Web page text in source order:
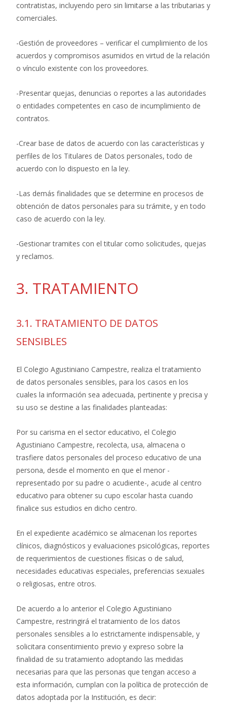
contratistas, incluyendo pero sin limitarse a las tributarias y
comerciales.
-Gestión de proveedores – verificar el cumplimiento de los
acuerdos y compromisos asumidos en virtud de la relación
o vínculo existente con los proveedores.
-Presentar quejas, denuncias o reportes a las autoridades
o entidades competentes en caso de incumplimiento de
contratos.
-Crear base de datos de acuerdo con las características y
perfiles de los Titulares de Datos personales, todo de
acuerdo con lo dispuesto en la ley.
-Las demás finalidades que se determine en procesos de
obtención de datos personales para su trámite, y en todo
caso de acuerdo con la ley.
-Gestionar tramites con el titular como solicitudes, quejas
y reclamos.
3. TRATAMIENTO
3.1. TRATAMIENTO DE DATOS
SENSIBLES
El Colegio Agustiniano Campestre, realiza el tratamiento
de datos personales sensibles, para los casos en los
cuales la información sea adecuada, pertinente y precisa y
su uso se destine a las finalidades planteadas:
Por su carisma en el sector educativo, el Colegio
Agustiniano Campestre, recolecta, usa, almacena o
trasfiere datos personales del proceso educativo de una
persona, desde el momento en que el menor -
representado por su padre o acudiente-, acude al centro
educativo para obtener su cupo escolar hasta cuando
finalice sus estudios en dicho centro.
En el expediente académico se almacenan los reportes
clínicos, diagnósticos y evaluaciones psicológicas, reportes
de requerimientos de cuestiones físicas o de salud,
necesidades educativas especiales, preferencias sexuales
o religiosas, entre otros.
De acuerdo a lo anterior el Colegio Agustiniano
Campestre, restringirá el tratamiento de los datos
personales sensibles a lo estrictamente indispensable, y
solicitara consentimiento previo y expreso sobre la
finalidad de su tratamiento adoptando las medidas
necesarias para que las personas que tengan acceso a
esta información, cumplan con la política de protección de
datos adoptada por la Institución, es decir: